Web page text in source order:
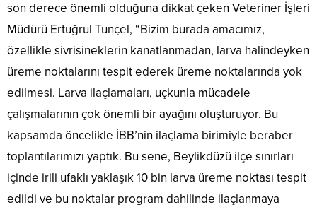
son derece önemli olduğuna dikkat çeken Veteriner İşleri
Müdürü Ertuğrul Tunçel, “Bizim burada amacımız,
özellikle sivrisineklerin kanatlanmadan, larva halindeyken
üreme noktalarını tespit ederek üreme noktalarında yok
edilmesi. Larva ilaçlamaları, uçkunla mücadele
çalışmalarının çok önemli bir ayağını oluşturuyor. Bu
kapsamda öncelikle İBB’nin ilaçlama birimiyle beraber
toplantılarımızı yaptık. Bu sene, Beylikdüzü ilçe sınırları
içinde irili ufaklı yaklaşık 10 bin larva üreme noktası tespit
edildi ve bu noktalar program dahilinde ilaçlanmaya